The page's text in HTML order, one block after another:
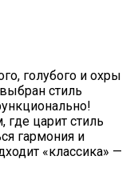
голубого и охры
стиль
где царит стиль
гармония и
«классика» —